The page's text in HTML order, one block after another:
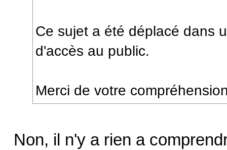
Ce sujet a été déplacé dans
d'accès au public.
Merci de votre
Non, il n'y a rien a